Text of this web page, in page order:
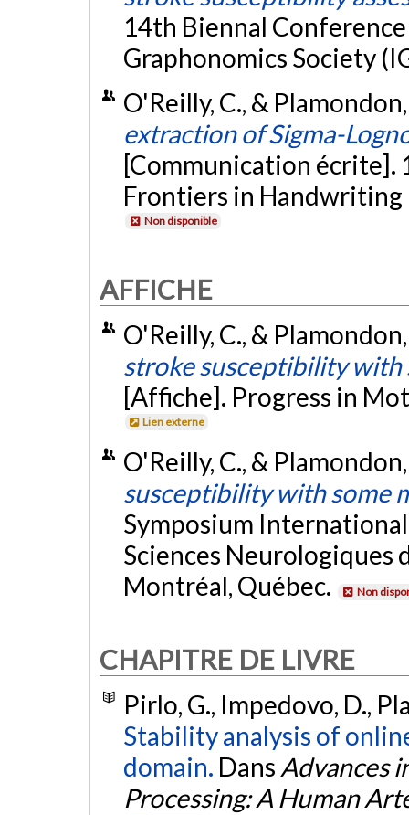
14th Biennal
Graphonomics Society
O'Reilly, C., &
extraction of Sigma-
[Communication
Frontiers in Handwriting
Non disponible
AFFICHE
O'Reilly, C., &
stroke susceptibility with
[Affiche]. Progress in
Lien externe
O'Reilly, C., &
susceptibility with some
Symposium
Sciences Neurologiques
Montréal, Québec.
Non
CHAPITRE DE LIVRE
Pirlo, G., Impedovo, D.,
Stability analysis of
domain. Dans Advances
Processing: A Human